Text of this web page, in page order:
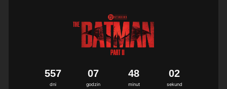
dni
557
godzin
07
minut
48
sekund
01
2